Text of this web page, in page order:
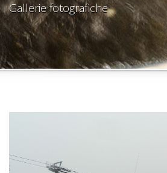
Gallerie fotografiche